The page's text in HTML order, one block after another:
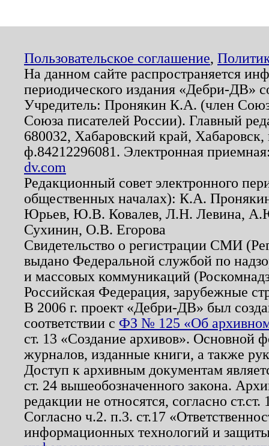
Пользовательское соглашение,
На данном сайте распространяется
периодического издания «Дебри-ДВ»
Учредитель: Пронякин К.А. (член
Союза писателей России). Главный
680032, Хабаровский край,
ф.84212296081. Электронная
dv.com
Редакционный совет электронного
общественных началах): К.А.
Юрьев, Ю.В. Ковалев, Л.Н. Левина,
Сухинин, О.В. Егорова
Свидетельство о регистрации СМИ
выдано Федеральной службой по
и массовых коммуникаций
Российская Федерация, зарубежные
В 2006 г. проект «Дебри-ДВ» был
соответствии с ФЗ № 125 «Об
ст. 13 «Создание архивов». Основной
журналов, изданные книги, а также
Доступ к архивным документам
ст. 24 вышеобозначенного закона.
редакции не относятся, согласно
Согласно ч.2. п.3. ст.17
информационных технологий и